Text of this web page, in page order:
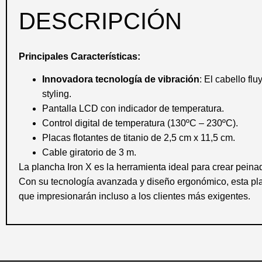
DESCRIPCIÓN
Principales Características:
Innovadora tecnología de vibración: El cabello
styling.
Pantalla LCD con indicador de temperatura.
Control digital de temperatura (130ºC – 230ºC).
Placas flotantes de titanio de 2,5 cm x 11,5 cm.
Cable giratorio de 3 m.
La plancha Iron X es la herramienta ideal para crear
Con su tecnología avanzada y diseño ergonómico, esta
que impresionarán incluso a los clientes más exigentes.